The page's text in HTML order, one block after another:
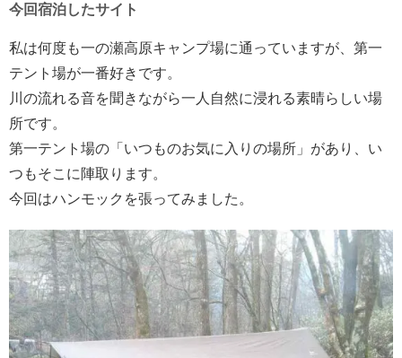
今回宿泊したサイト
私は何度も一の瀬高原キャンプ場に通っていますが、第一
テント場が一番好きです。
川の流れる音を聞きながら一人自然に浸れる素晴らしい場
所です。
第一テント場の「いつものお気に入りの場所」があり、い
つもそこに陣取ります。
今回はハンモックを張ってみました。